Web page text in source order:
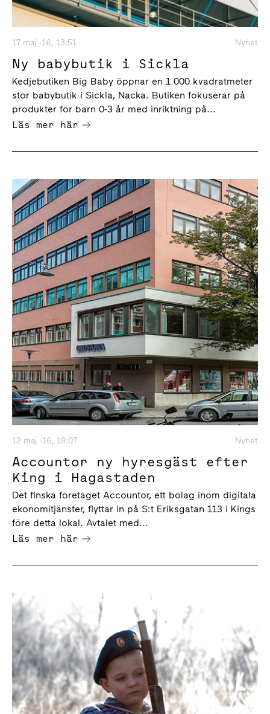
17 maj -16, 13:51 Nyhet
Ny babybutik i Sickla
Kedjebutiken Big Baby öppnar en 1 000 kvadratmeter
stor babybutik i Sickla, Nacka. Butiken fokuserar på
produkter för barn 0-3 år med inriktning på...
Läs mer här
12 maj -16, 18:07 Nyhet
Accountor ny hyresgäst efter
King i Hagastaden
Det finska företaget Accountor, ett bolag inom digitala
ekonomitjänster, flyttar in på S:t Eriksgatan 113 i Kings
före detta lokal. Avtalet med...
Läs mer här